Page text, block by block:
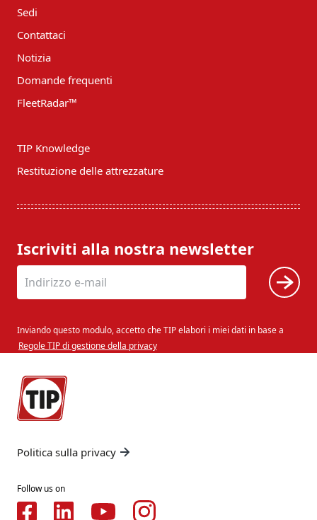
Sedi
Contattaci
Notizia
Domande frequenti
FleetRadar™
TIP Knowledge
Restituzione delle attrezzature
Iscriviti alla nostra newsletter
Inviando questo modulo, accetto che TIP elabori i miei dati in base a
Regole TIP di gestione della privacy
Politica sulla privacy
Follow us on